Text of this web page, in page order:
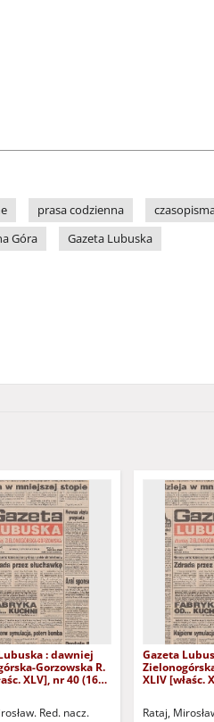
prasa codzienna
Góra Gazeta Lubuska
: dawniej
Gorzowska R.
XLV], nr 40 (16
Red. nacz.
Gazeta
XLIV [właśc.
Rataj,